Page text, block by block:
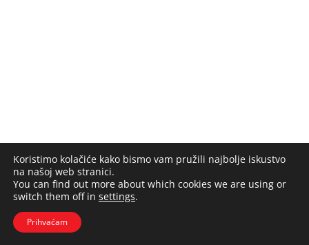
Koristimo kolačiće kako bismo vam pružili najbolje iskustvo
na našoj web stranici.
You can find out more about which cookies we are using or
switch them off in settings.
Prihvaćam